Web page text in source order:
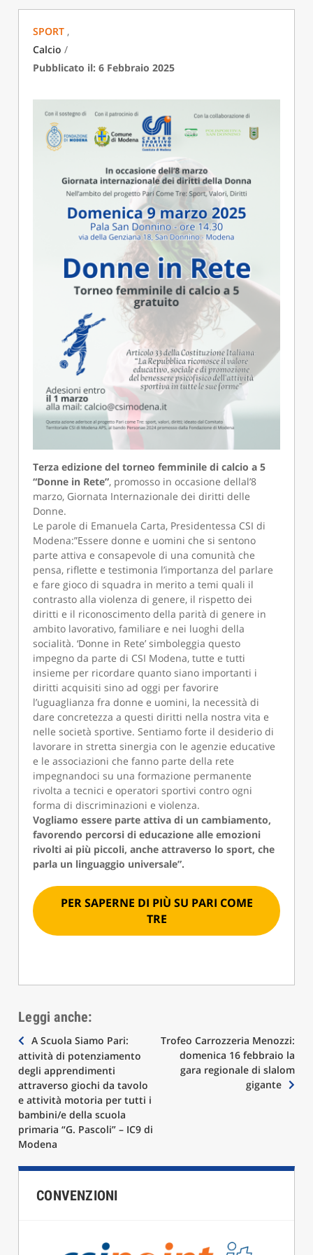
SPORT ,
Calcio /
Pubblicato il: 6 Febbraio 2025
Terza edizione del torneo femminile di calcio a 5
“Donne in Rete”, promosso in occasione dellal’8
marzo, Giornata Internazionale dei diritti delle
Donne.
Le parole di Emanuela Carta, Presidentessa CSI di
Modena:”Essere donne e uomini che si sentono
parte attiva e consapevole di una comunità che
pensa, riflette e testimonia l’importanza del parlare
e fare gioco di squadra in merito a temi quali il
contrasto alla violenza di genere, il rispetto dei
diritti e il riconoscimento della parità di genere in
ambito lavorativo, familiare e nei luoghi della
socialità. ‘Donne in Rete’ simboleggia questo
impegno da parte di CSI Modena, tutte e tutti
insieme per ricordare quanto siano importanti i
diritti acquisiti sino ad oggi per favorire
l’uguaglianza fra donne e uomini, la necessità di
dare concretezza a questi diritti nella nostra vita e
nelle società sportive. Sentiamo forte il desiderio di
lavorare in stretta sinergia con le agenzie educative
e le associazioni che fanno parte della rete
impegnandoci su una formazione permanente
rivolta a tecnici e operatori sportivi contro ogni
forma di discriminazioni e violenza.
Vogliamo essere parte attiva di un cambiamento,
favorendo percorsi di educazione alle emozioni
rivolti ai più piccoli, anche attraverso lo sport, che
parla un linguaggio universale”.
PER SAPERNE DI PIÙ SU PARI COME
TRE
Leggi anche:
Navigazione
articoli
A Scuola Siamo Pari:
attività di potenziamento
degli apprendimenti
attraverso giochi da tavolo
e attività motoria per tutti i
bambini/e della scuola
primaria “G. Pascoli” – IC9 di
Modena
Trofeo Carrozzeria Menozzi:
domenica 16 febbraio la
gara regionale di slalom
gigante
CONVENZIONI